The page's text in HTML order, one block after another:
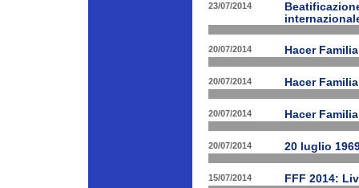
23/07/2014
20/07/2014 Hacer
20/07/2014 Hacer
20/07/2014 Hacer
20/07/2014 20 luglio
15/07/2014 FFF 2014: